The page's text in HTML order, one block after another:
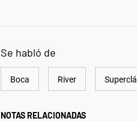
Se habló de
Boca River
NOTAS RELACIONADAS